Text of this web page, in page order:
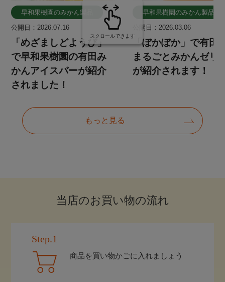
当店のお買い物の流れ
Step.1
商品を買い物かごに入れましょう